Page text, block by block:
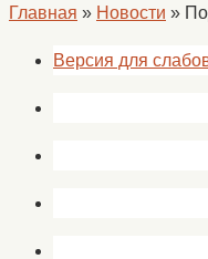
Главная » Новости »
Версия для